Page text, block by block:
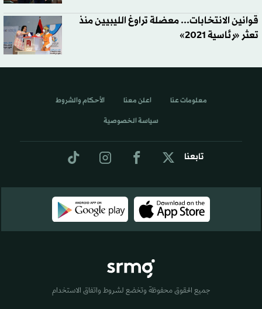
قوانين الانتخابات... معضلة تراوغ الليبيين منذ
تعثر «رئاسية 2021»
تابعنا
معلومات عنا اعلن معنا الأحكام والشروط
سياسة الخصوصية
جميع الحقوق محفوظة وتخضع لشروط واتفاق الاستخدام